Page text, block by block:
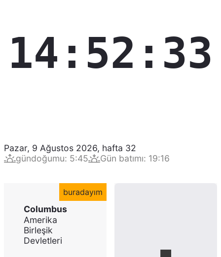
14:52:34
Pazar, 9 Ağustos 2026, hafta 32
gündoğumu: 5:45 Gün batımı: 19:16
buradayım
Columbus
Amerika
Birleşik
Devletleri